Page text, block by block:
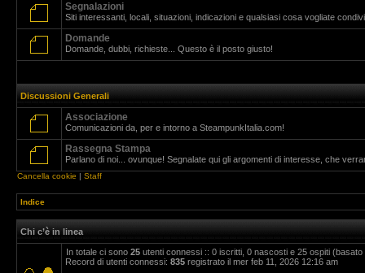
Segnalazioni
Siti interessanti, locali, situazioni, indicazioni e qualsiasi cosa vogliate
Domande
Domande, dubbi, richieste... Questo è il posto giusto!
Discussioni Generali
Associazione
Comunicazioni da, per e intorno a SteampunkItalia.com!
Rassegna Stampa
Parlano di noi... ovunque! Segnalate qui gli argomenti di interesse, che
Cancella cookie | Staff
Indice
Chi c’è in linea
In totale ci sono 25 utenti connessi :: 0 iscritti, 0 nascosti e 25 ospiti (basato
Record di utenti connessi: 835 registrato il mer feb 11, 2026 12:16 am